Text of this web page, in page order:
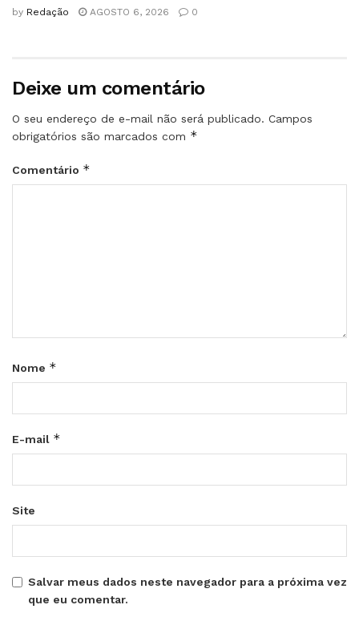
by Redação AGOSTO 6, 2026 0
Deixe um comentário
O seu endereço de e-mail não será publicado. Campos
obrigatórios são marcados com *
Comentário *
Nome *
E-mail *
Site
Salvar meus dados neste navegador para a próxima vez
que eu comentar.